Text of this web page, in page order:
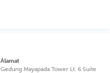
Alamat
Gedung Mayapada Tower Lt. 6 Suite